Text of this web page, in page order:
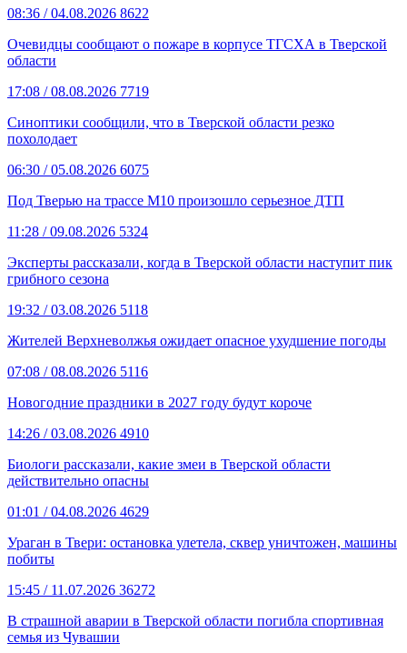
08:36 / 04.08.2026 8622
Очевидцы сообщают о пожаре в корпусе ТГСХА в Тверской
области
17:08 / 08.08.2026 7719
Синоптики сообщили, что в Тверской области резко
похолодает
06:30 / 05.08.2026 6075
Под Тверью на трассе М10 произошло серьезное ДТП
11:28 / 09.08.2026 5324
Эксперты рассказали, когда в Тверской области наступит пик
грибного сезона
19:32 / 03.08.2026 5118
Жителей Верхневолжья ожидает опасное ухудшение погоды
07:08 / 08.08.2026 5116
Новогодние праздники в 2027 году будут короче
14:26 / 03.08.2026 4910
Биологи рассказали, какие змеи в Тверской области
действительно опасны
01:01 / 04.08.2026 4629
Ураган в Твери: остановка улетела, сквер уничтожен, машины
побиты
15:45 / 11.07.2026 36272
В страшной аварии в Тверской области погибла спортивная
семья из Чувашии